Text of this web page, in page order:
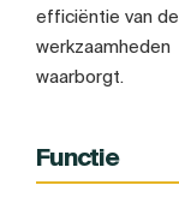
efficiëntie van de
werkzaamheden
waarborgt.
Functie